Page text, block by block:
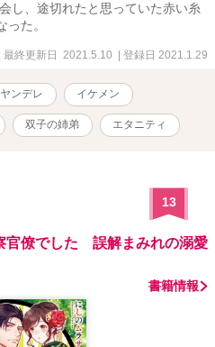
し、途切れたと思っていた赤い糸
た。
| 最終更新日 2021.5.10 | 登録日 2021.1.29
ヤンデレ イケメン
双子の姉弟 エタニティ
13
官僚でした 誤解まみれの溺愛
書籍情報